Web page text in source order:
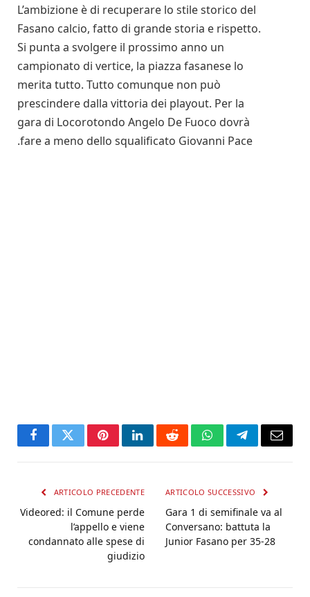
L’ambizione è di recuperare lo stile storico del
Fasano calcio, fatto di grande storia e rispetto.
Si punta a svolgere il prossimo anno un
campionato di vertice, la piazza fasanese lo
merita tutto. Tutto comunque non può
prescindere dalla vittoria dei playout. Per la
gara di Locorotondo Angelo De Fuoco dovrà
fare a meno dello squalificato Giovanni Pace.
FacebookTwitterPinterestLinkedInRedditWhatsAppTelegramEmail
ARTICOLO PRECEDENTE
Videored: il Comune perde
l’appello e viene
condannato alle spese di
giudizio
ARTICOLO SUCCESSIVO
Gara 1 di semifinale va al
Conversano: battuta la
Junior Fasano per 35-28